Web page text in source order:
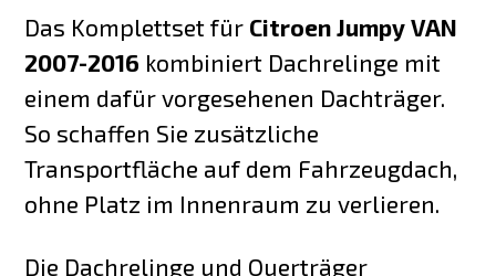
Das Komplettset für Citroen Jumpy VAN
2007-2016 kombiniert Dachrelinge mit
einem dafür vorgesehenen Dachträger.
So schaffen Sie zusätzliche
Transportfläche auf dem Fahrzeugdach,
ohne Platz im Innenraum zu verlieren.
Die Dachrelinge und Querträger